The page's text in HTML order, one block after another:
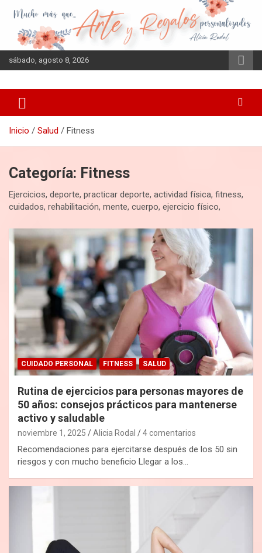
contenido
sábado, agosto 8, 2026
Inicio Salud Fitness
Categoría: Fitness
Ejercicios, deporte, practicar deporte, actividad física, fitness,
cuidados, rehabilitación, mente, cuerpo, ejercicio físico,
CUIDADO PERSONAL FITNESS SALUD
Rutina de ejercicios para personas mayores de
50 años: consejos prácticos para mantenerse
activo y saludable
noviembre 1, 2025 Alicia Rodal 4 comentarios
Recomendaciones para ejercitarse después de los 50 sin
riesgos y con mucho beneficio Llegar a los…